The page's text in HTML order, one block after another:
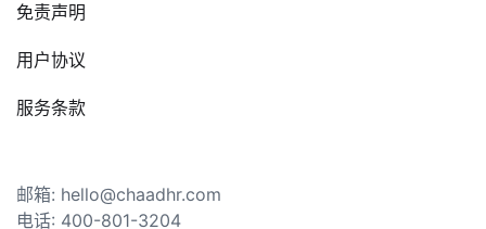
免责声明
用户协议
服务条款
邮箱: hello@chaadhr.com
电话: 400-801-3204